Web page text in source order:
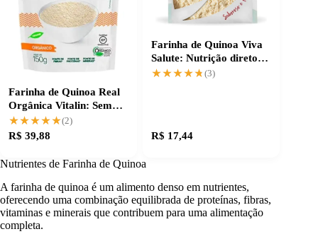
Farinha de Quinoa Real
Orgânica Vitalin: Sem
Glúten e Saudável
★★★★★
★★★★★(2)
R$ 39,88
Farinha de Quinoa Viva
Salute: Nutrição direto
na sua receita
★★★★★
★★★★★(3)
R$ 17,44
Nutrientes de Farinha de Quinoa
A farinha de quinoa é um alimento denso em nutrientes,
oferecendo uma combinação equilibrada de proteínas, fibras,
vitaminas e minerais que contribuem para uma alimentação
completa.